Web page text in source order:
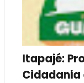
Itapajé:
Cidadania